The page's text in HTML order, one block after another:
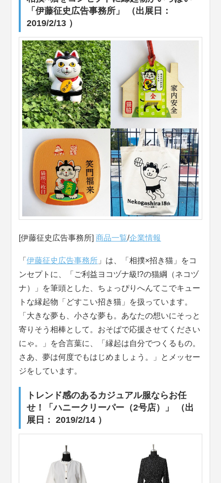
「伊藤征史広告事務所」 （出展日：
2019/2/13 ）
[伊藤征史広告事務所]商品一覧/企業情報
「伊藤征史広告事務所 」は、「相撲×招き猫」をコ
ンセプトに、「ご利益ヨコヅナ級!?の猫綱（ネコヅ
ナ）」を筆頭とした、ちょっぴりへんてこでキュー
トな縁起物「どすこい招き猫」を扱っています。
「大きな夢も、小さな夢も。あなたの想いにそっと
寄りそう相棒として。おそばで応援させてください
にゃ。」を合言葉に、「縁起は自分でつくるもの。
さあ、夢は何度でもはじめましょう。」とメッセー
ジをしています。
トレンド感のあるカジュアル服ならお任
せ！「ハニークリーパー（2号店）」 （出
展日： 2019/2/14 ）